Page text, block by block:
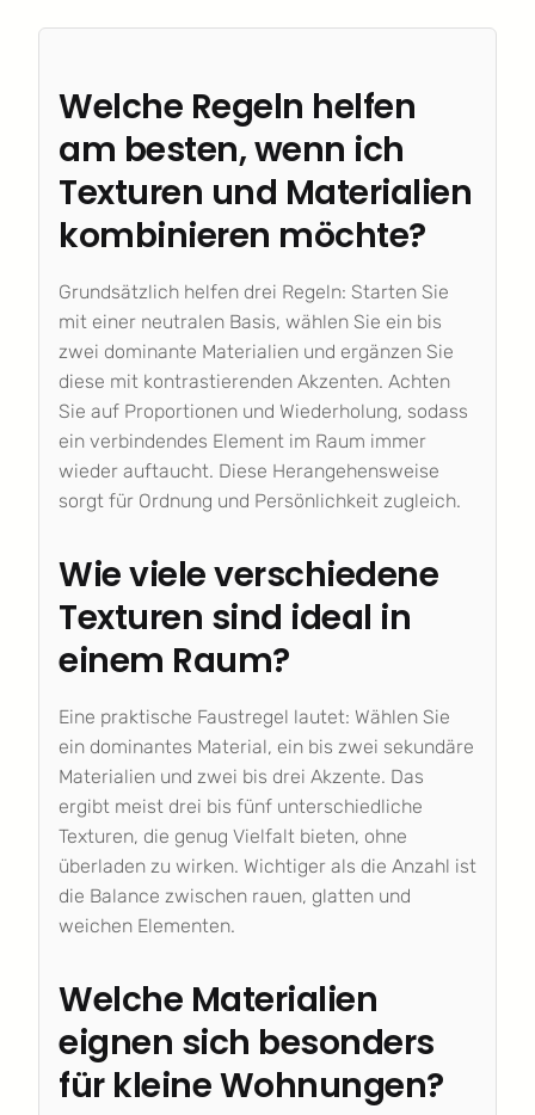
Welche Regeln helfen
am besten, wenn ich
Texturen und Materialien
kombinieren möchte?
Grundsätzlich helfen drei Regeln: Starten Sie
mit einer neutralen Basis, wählen Sie ein bis
zwei dominante Materialien und ergänzen Sie
diese mit kontrastierenden Akzenten. Achten
Sie auf Proportionen und Wiederholung, sodass
ein verbindendes Element im Raum immer
wieder auftaucht. Diese Herangehensweise
sorgt für Ordnung und Persönlichkeit zugleich.
Wie viele verschiedene
Texturen sind ideal in
einem Raum?
Eine praktische Faustregel lautet: Wählen Sie
ein dominantes Material, ein bis zwei sekundäre
Materialien und zwei bis drei Akzente. Das
ergibt meist drei bis fünf unterschiedliche
Texturen, die genug Vielfalt bieten, ohne
überladen zu wirken. Wichtiger als die Anzahl ist
die Balance zwischen rauen, glatten und
weichen Elementen.
Welche Materialien
eignen sich besonders
für kleine Wohnungen?